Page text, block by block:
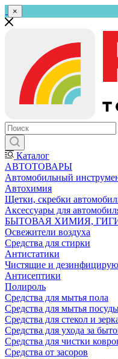
×
Каталог
АВТОТОВАРЫ
Автомобильный
Автохимия
Щетки, скребки
Аксессуары для
БЫТОВАЯ ХИМИЯ,
Освежители воздуха
Средства для стирки
Антистатики
Чистящие и
Антисептики
Полироль
Средства для мытья пола
Средства для мытья
Средства для стекол и
Средства для ухода за
Средства для чистки
Средства от засоров